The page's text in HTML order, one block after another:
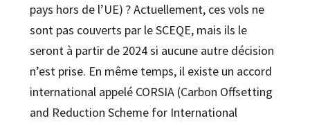
pays hors de l’UE) ? Actuellement, ces vols ne
sont pas couverts par le SCEQE, mais ils le
seront à partir de 2024 si aucune autre décision
n’est prise. En même temps, il existe un accord
international appelé CORSIA (Carbon Offsetting
and Reduction Scheme for International